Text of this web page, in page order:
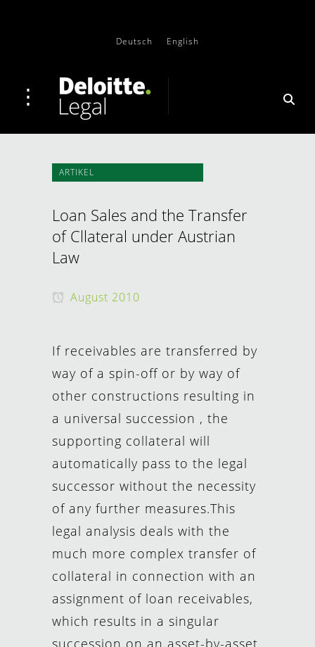
Deutsch English
ARTIKEL
Loan Sales and the Transfer
of Cllateral under Austrian
Law
August 2010
If receivables are transferred by
way of a spin-off or by way of
other constructions resulting in
a universal succession , the
supporting collateral will
automatically pass to the legal
successor without the necessity
of any further measures.This
legal analysis deals with the
much more complex transfer of
collateral in connection with an
assignment of loan receivables,
which results in a singular
succession on an asset-by-asset